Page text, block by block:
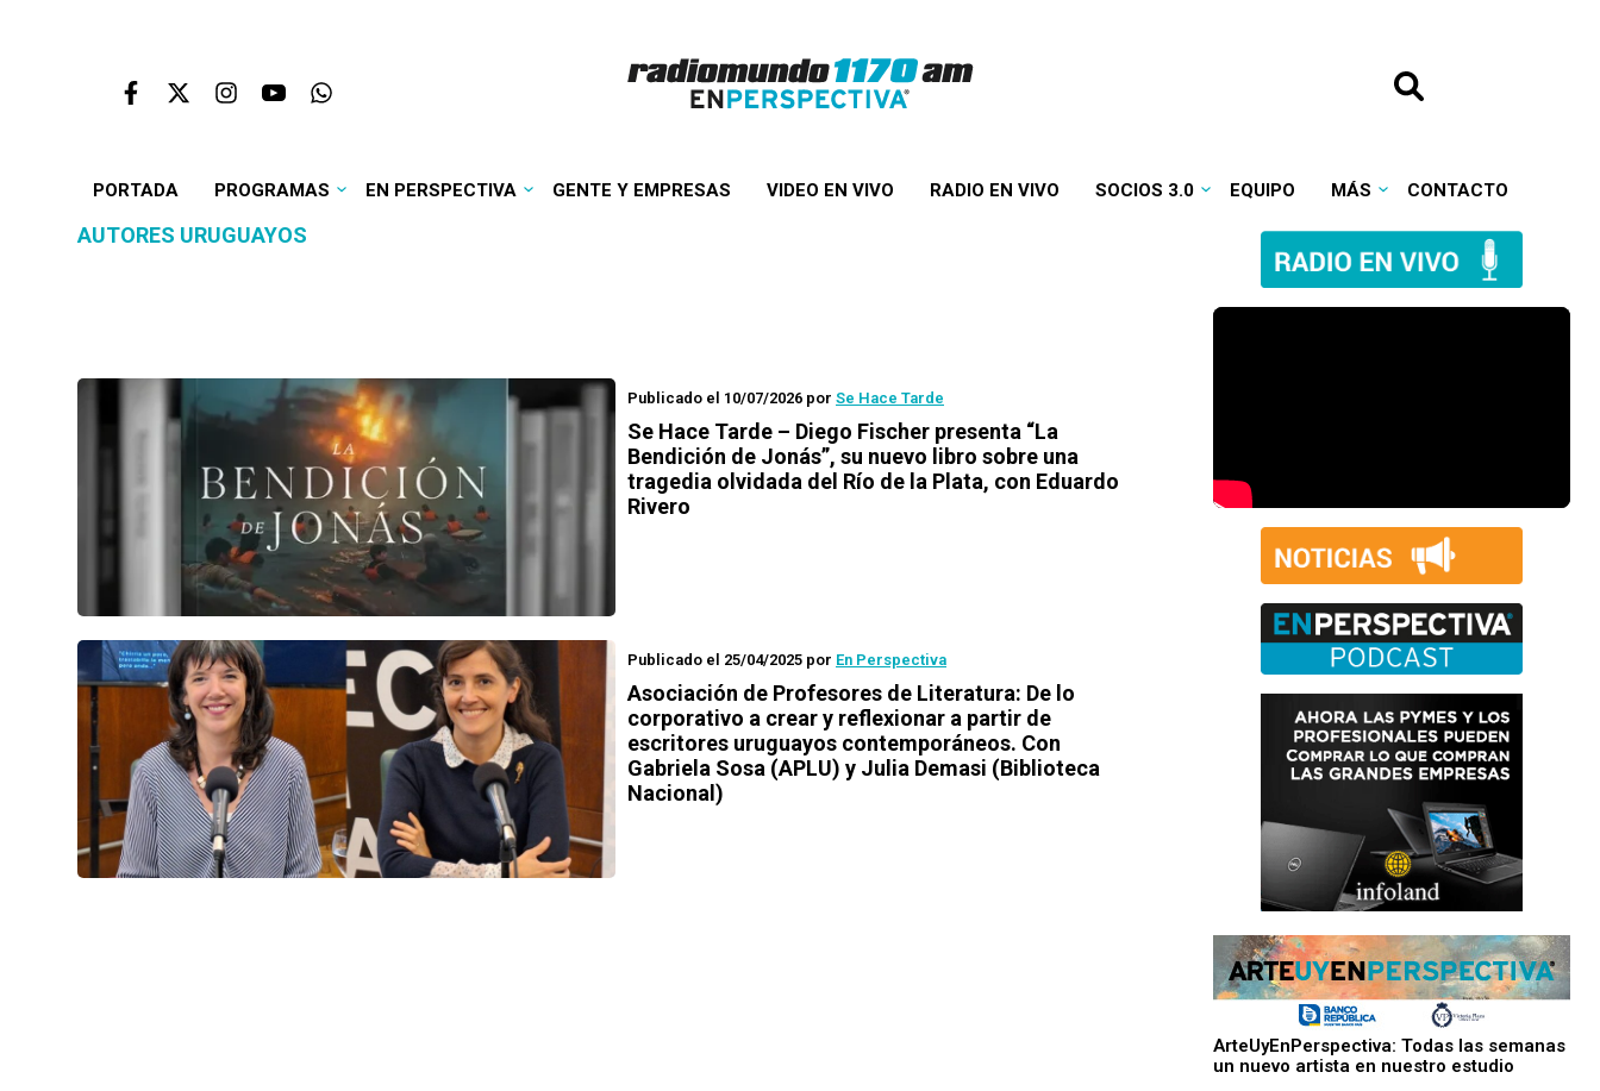
PORTADA PROGRAMAS EN PERSPECTIVA GENTE Y EMPRESAS VIDEO EN VIVO RADIO EN VIVO SOCIOS 3.0 EQUIPO MÁS CONTACTO
AUTORES URUGUAYOS
Publicado el 10/07/2026 por Se Hace Tarde
Se Hace Tarde – Diego Fischer presenta “La
Bendición de Jonás”, su nuevo libro sobre una
tragedia olvidada del Río de la Plata, con Eduardo
Rivero
Publicado el 25/04/2025 por En Perspectiva
Asociación de Profesores de Literatura: De lo
corporativo a crear y reflexionar a partir de
escritores uruguayos contemporáneos. Con
Gabriela Sosa (APLU) y Julia Demasi (Biblioteca
Nacional)
ArteUyEnPerspectiva: Todas las semanas
un nuevo artista en nuestro estudio